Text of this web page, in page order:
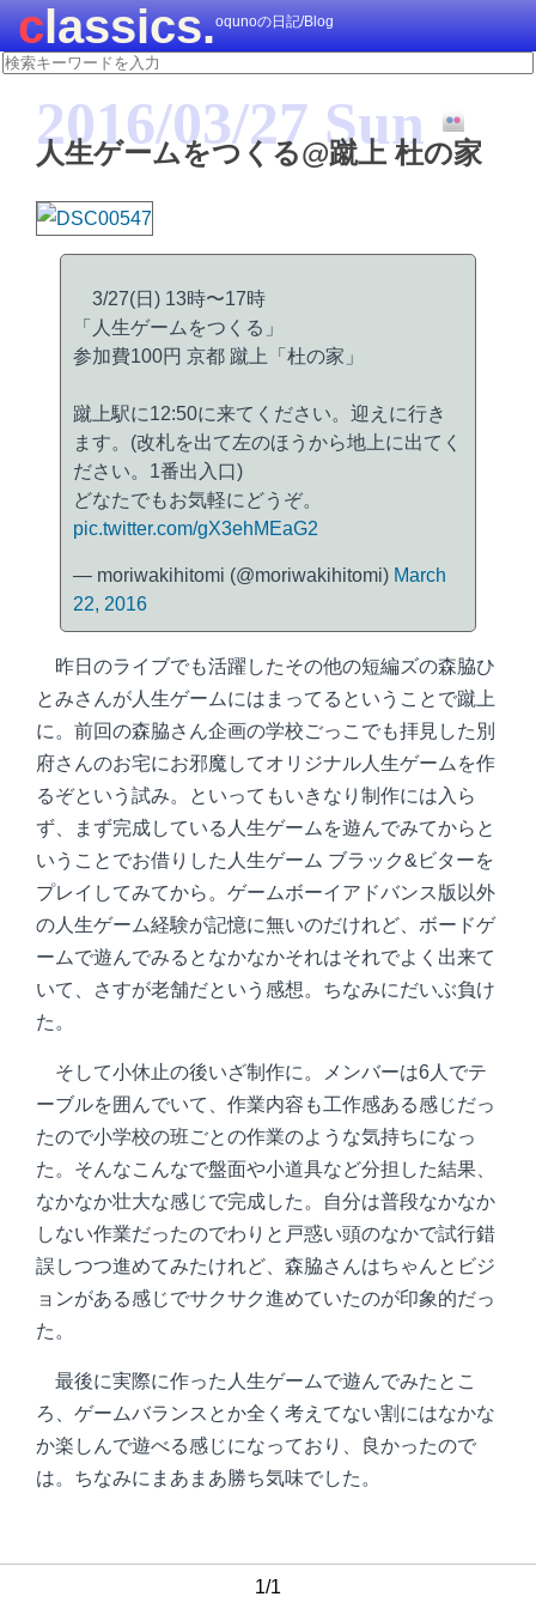
classics.oqunoの日記/Blog
2016/03/27 Sun
人生ゲームをつくる@蹴上 杜の家
3/27(日) 13時〜17時
「人生ゲームをつくる」
参加費100円 京都 蹴上「杜の家」
蹴上駅に12:50に来てください。迎えに行き
ます。(改札を出て左のほうから地上に出てく
ださい。1番出入口)
どなたでもお気軽にどうぞ。
pic.twitter.com/gX3ehMEaG2
— moriwakihitomi (@moriwakihitomi) March
22, 2016
昨日のライブでも活躍したその他の短編ズの森脇ひ
とみさんが人生ゲームにはまってるということで蹴上
に。前回の森脇さん企画の学校ごっこでも拝見した別
府さんのお宅にお邪魔してオリジナル人生ゲームを作
るぞという試み。といってもいきなり制作には入ら
ず、まず完成している人生ゲームを遊んでみてからと
いうことでお借りした人生ゲーム ブラック&ビターを
プレイしてみてから。ゲームボーイアドバンス版以外
の人生ゲーム経験が記憶に無いのだけれど、ボードゲ
ームで遊んでみるとなかなかそれはそれでよく出来て
いて、さすが老舗だという感想。ちなみにだいぶ負け
た。
そして小休止の後いざ制作に。メンバーは6人でテ
ーブルを囲んでいて、作業内容も工作感ある感じだっ
たので小学校の班ごとの作業のような気持ちになっ
た。そんなこんなで盤面や小道具など分担した結果、
なかなか壮大な感じで完成した。自分は普段なかなか
しない作業だったのでわりと戸惑い頭のなかで試行錯
誤しつつ進めてみたけれど、森脇さんはちゃんとビジ
ョンがある感じでサクサク進めていたのが印象的だっ
た。
最後に実際に作った人生ゲームで遊んでみたとこ
ろ、ゲームバランスとか全く考えてない割にはなかな
か楽しんで遊べる感じになっており、良かったので
は。ちなみにまあまあ勝ち気味でした。
1/1